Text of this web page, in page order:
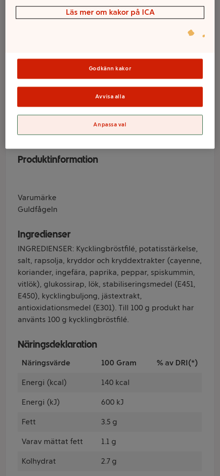
Grillade
kycklingbröstfiléer
grillkrydda Fryst
540g Guldfågeln
Guldfågeln
Produktinformation
Varumärke
Guldfågeln
Ingredienser
INGREDIENSER: Kycklingbröstfilé, potatisstärkelse,
salt, rapsolja, kryddor och kryddextrakter (cayenne,
koriander, ingefära, paprika, peppar, spiskummin,
vitlök), glukossirap, lök, stabiliseringsmedel (E451,
E450), kycklingbuljong, jästextrakt,
antioxidationsmedel (E301). Till 100 g produkt har
använts 100 g kycklingbröstfilé.
Näringsdeklaration
Näringsvärde 100 Gram % av DRI(*)
Energi (kcal) 140 kcal
Energi (kJ) 600 kJ
Fett 3.5 g
Varav mättat fett 1.1 g
Kolhydrat 2.7 g
Läs mer om kakor på ICA
Godkänn kakor
Avvisa alla
Anpassa val